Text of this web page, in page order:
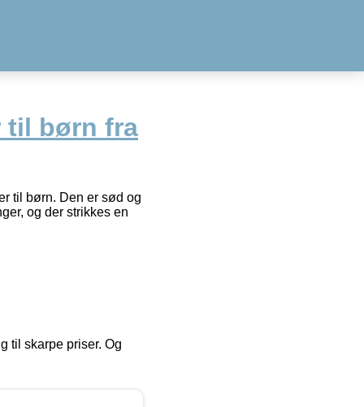
til børn fra
til børn. Den er sød og
og der strikkes en
til skarpe priser. Og